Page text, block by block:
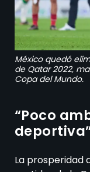
México quedó
de Qatar 2022,
Copa del Mundo.
“Poco
La prosperidad